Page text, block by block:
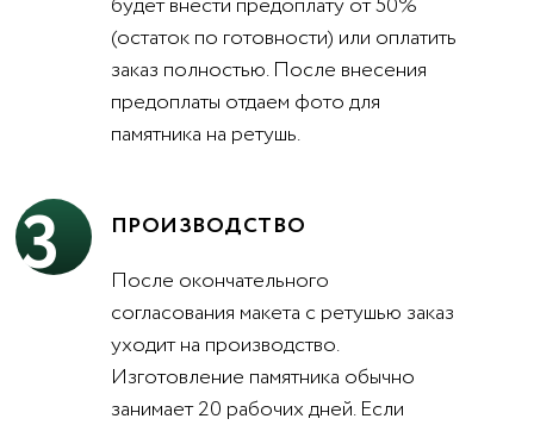
(остаток по готовности) или оплатить
заказ полностью. После внесения
предоплаты отдаем фото для
памятника на ретушь.
3
ПРОИЗВОДСТВО
После окончательного
согласования макета с ретушью заказ
уходит на производство.
Изготовление памятника обычно
занимает 20 рабочих дней. Если